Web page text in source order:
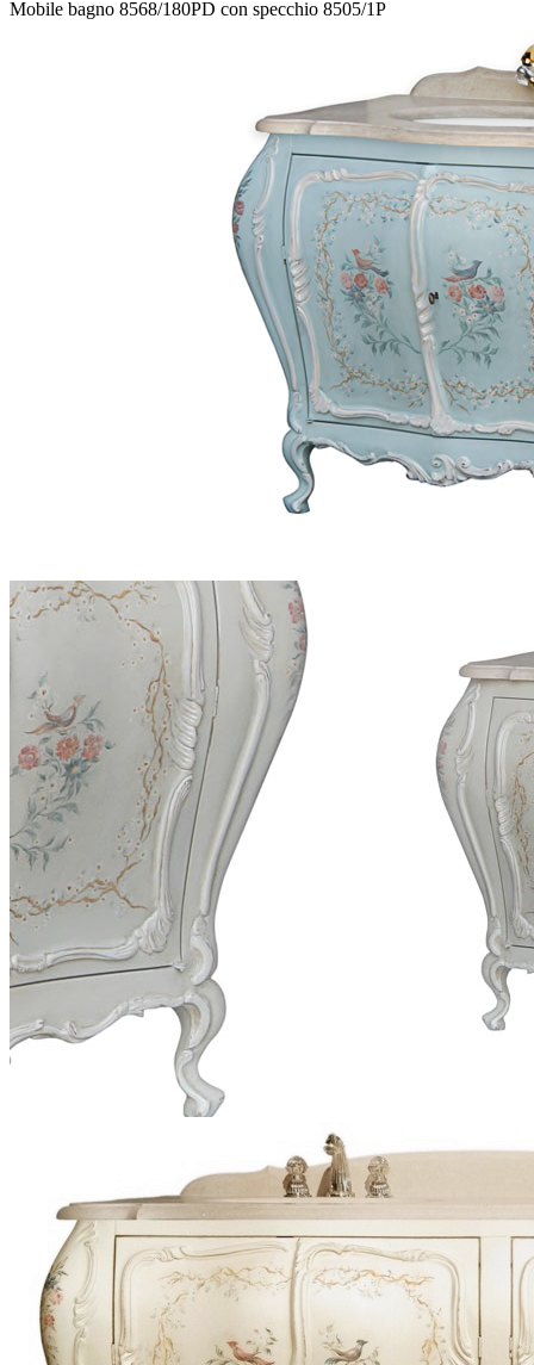
Mobile bagno 8568/180PD con specchio 8505/1P